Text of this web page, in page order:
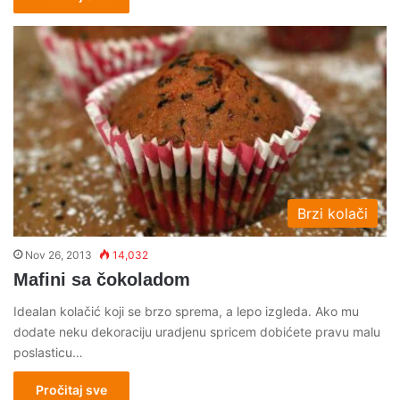
Brzi kolači
Nov 26, 2013 14,032
Mafini sa čokoladom
Idealan kolačić koji se brzo sprema, a lepo izgleda. Ako mu
dodate neku dekoraciju uradjenu spricem dobićete pravu malu
poslasticu…
Pročitaj sve